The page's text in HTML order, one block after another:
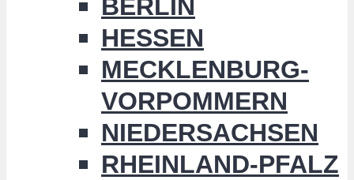
BERLIN
HESSEN
MECKLENBURG-
VORPOMMERN
NIEDERSACHSEN
RHEINLAND-PFALZ